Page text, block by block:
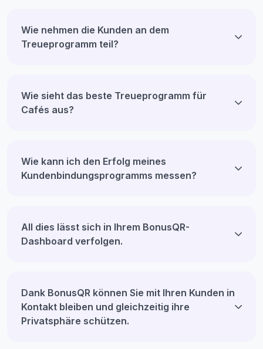
Wie nehmen die Kunden an dem
Treueprogramm teil?
Wie sieht das beste Treueprogramm für
Cafés aus?
Wie kann ich den Erfolg meines
Kundenbindungsprogramms messen?
All dies lässt sich in Ihrem BonusQR-
Dashboard verfolgen.
Dank BonusQR können Sie mit Ihren Kunden in
Kontakt bleiben und gleichzeitig ihre
Privatsphäre schützen.